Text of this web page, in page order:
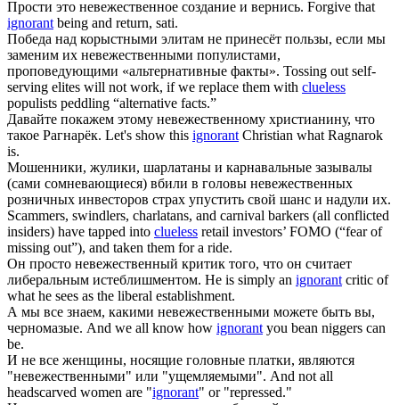
Прости это невежественное создание и вернись. Forgive that
ignorantbeing and return, sati.
Победа над корыстными элитам не принесёт пользы, если мы
заменим их невежественными популистами,
проповедующими «альтернативные факты». Tossing out self-
serving elites will not work, if we replace them with clueless
populists peddling “alternative facts.”
Давайте покажем этому невежественному христианину, что
такое Рагнарёк. Let's show this ignorantChristian what Ragnarok
is.
Мошенники, жулики, шарлатаны и карнавальные зазывалы
(сами сомневающиеся) вбили в головы невежественных
розничных инвесторов страх упустить свой шанс и надули их.
Scammers, swindlers, charlatans, and carnival barkers (all conflicted
insiders) have tapped into clueless retail investors’ FOMO (“fear of
missing out”), and taken them for a ride.
Он просто невежественный критик того, что он считает
либеральным истеблишментом. He is simply an ignorantcritic of
what he sees as the liberal establishment.
А мы все знаем, какими невежественными можете быть вы,
черномазые. And we all know how ignorantyou bean niggers can
be.
И не все женщины, носящие головные платки, являются
"невежественными" или "ущемляемыми". And not all
headscarved women are "ignorant" or "repressed."